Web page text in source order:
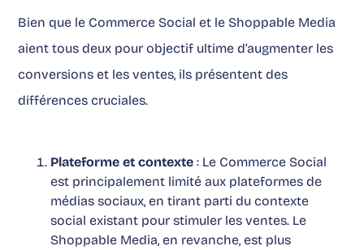
Bien que le Commerce Social et le Shoppable Media
aient tous deux pour objectif ultime d’augmenter les
conversions et les ventes, ils présentent des
différences cruciales.
Plateforme et contexte : Le Commerce Social
est principalement limité aux plateformes de
médias sociaux, en tirant parti du contexte
social existant pour stimuler les ventes. Le
Shoppable Media, en revanche, est plus